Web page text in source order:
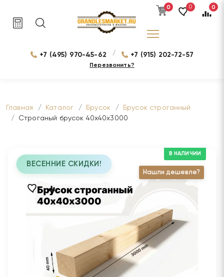
0 0 0
+7 (495) 970-45-62 / +7 (915) 202-72-57
Перезвонить?
Главная Каталог Брусок
Брусок строганный
Строганый брусок 40х40х3000
Нашли дешевле?
В НАЛИЧИИ
ВЕСЕННИЕ СКИДКИ!